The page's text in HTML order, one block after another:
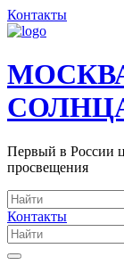
Контакты
Первый в России
просвещения
Контакты